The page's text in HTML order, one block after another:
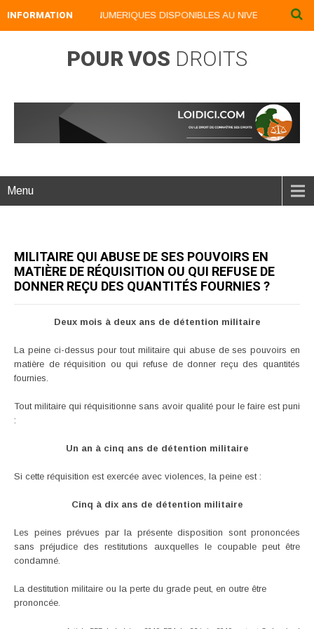
INFORMATION
NOS LIVRES NUMERIQUES DISPONIBLES AU NIVEAU DU
POUR VOS DROITS
Menu
MILITAIRE QUI ABUSE DE SES POUVOIRS EN
MATIÈRE DE RÉQUISITION OU QUI REFUSE DE
DONNER REÇU DES QUANTITÉS FOURNIES ?
Deux mois à deux ans de détention militaire
La peine ci-dessus pour tout militaire qui abuse de ses pouvoirs en
matière de réquisition ou qui refuse de donner reçu des quantités
fournies.
Tout militaire qui réquisitionne sans avoir qualité pour le faire est puni
:
Un an à cinq ans de détention militaire
Si cette réquisition est exercée avec violences, la peine est :
Cinq à dix ans de détention militaire
Les peines prévues par la présente disposition sont prononcées
sans préjudice des restitutions auxquelles le coupable peut être
condamné.
La destitution militaire ou la perte du grade peut, en outre être
prononcée.